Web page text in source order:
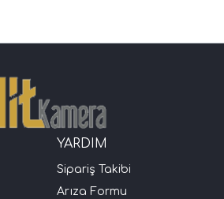
YARDIM
Sipariş Takibi
Arıza Formu